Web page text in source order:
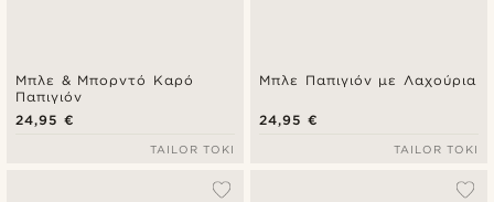
Μπλε & Μπορντό Καρό
Παπιγιόν
24,95 €
TAILOR TOKI
Μπλε Παπιγιόν με Λαχούρια
24,95 €
TAILOR TOKI